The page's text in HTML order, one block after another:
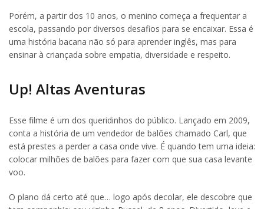
Porém, a partir dos 10 anos, o menino começa a frequentar a
escola, passando por diversos desafios para se encaixar. Essa é
uma história bacana não só para aprender inglês, mas para
ensinar à criançada sobre empatia, diversidade e respeito.
Up! Altas Aventuras
Esse filme é um dos queridinhos do público. Lançado em 2009,
conta a história de um vendedor de balões chamado Carl, que
está prestes a perder a casa onde vive. É quando tem uma ideia:
colocar milhões de balões para fazer com que sua casa levante
voo.
O plano dá certo até que… logo após decolar, ele descobre que